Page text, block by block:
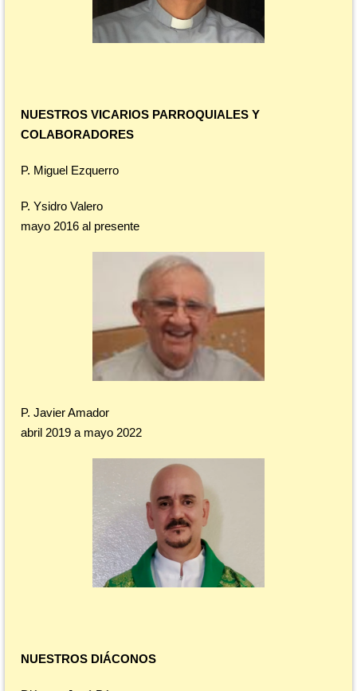
NUESTROS VICARIOS PARROQUIALES Y
COLABORADORES
P. Miguel Ezquerro
P. Ysidro Valero
mayo 2016 al presente
P. Javier Amador
abril 2019 a mayo 2022
NUESTROS DIÁCONOS